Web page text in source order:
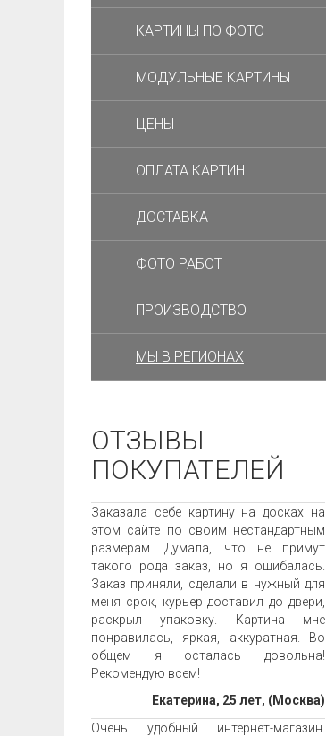
КАРТИНЫ ПО ФОТО
МОДУЛЬНЫЕ КАРТИНЫ
ЦЕНЫ
ОПЛАТА КАРТИН
ДОСТАВКА
ФОТО РАБОТ
ПРОИЗВОДСТВО
МЫ В РЕГИОНАХ
ОТЗЫВЫ
ПОКУПАТЕЛЕЙ
Заказала себе картину на досках на
этом сайте по своим нестандартным
размерам. Думала, что не примут
такого рода заказ, но я ошибалась.
Заказ приняли, сделали в нужный для
меня срок, курьер доставил до двери,
раскрыл упаковку. Картина мне
понравилась, яркая, аккуратная. Во
общем я осталась довольна!
Рекомендую всем!
Екатерина, 25 лет, (Москва)
Очень удобный интернет-магазин.